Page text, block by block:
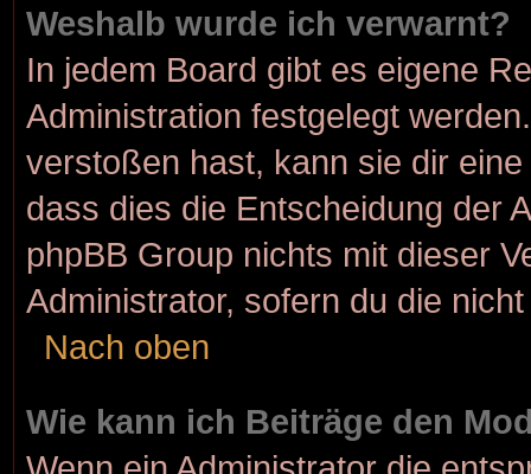
Weshalb wurde ich verwarnt?
In jedem Board gibt es eigene
Administration festgelegt
verstoßen hast, kann sie dir
dass dies die Entscheidung der
phpBB Group nichts mit dieser
Administrator, sofern du die
Nach oben
Wie kann ich Beiträge den